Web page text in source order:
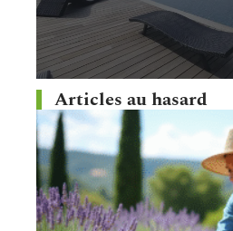
Articles au hasard